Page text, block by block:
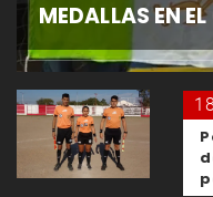
MEDALLAS EN